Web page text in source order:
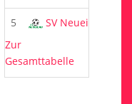
5
SV Neueibau
Zur
Gesamttabelle